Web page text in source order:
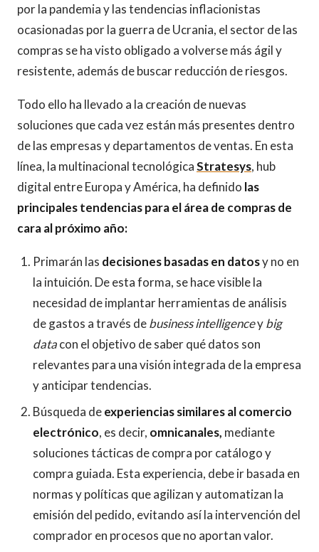
por la pandemia y las tendencias inflacionistas
ocasionadas por la guerra de Ucrania, el sector de las
compras se ha visto obligado a volverse más ágil y
resistente, además de buscar reducción de riesgos.
Todo ello ha llevado a la creación de nuevas
soluciones que cada vez están más presentes dentro
de las empresas y departamentos de ventas. En esta
línea, la multinacional tecnológicaStratesys, hub
digital entre Europa y América, ha definido las
principales tendencias para el área de compras de
cara al próximo año:
Primarán las decisiones basadas en datosy no en
la intuición. De esta forma, se hace visible la
necesidad de implantar herramientas de análisis
de gastos a través debusiness intelligenceybig
datacon el objetivo de saber qué datos son
relevantes para una visión integrada de la empresa
y anticipar tendencias.
Búsqueda deexperiencias similares al comercio
electrónico, es decir, omnicanales, mediante
soluciones tácticas de compra por catálogo y
compra guiada. Esta experiencia, debe ir basada en
normas y políticas que agilizan y automatizan la
emisión del pedido, evitando así la intervención del
comprador en procesos que no aportan valor.